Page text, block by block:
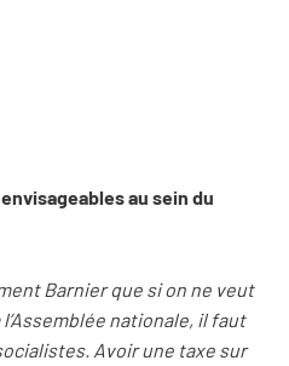
au sein du
Barnier que si on ne veut
nationale, il faut
Avoir une taxe sur